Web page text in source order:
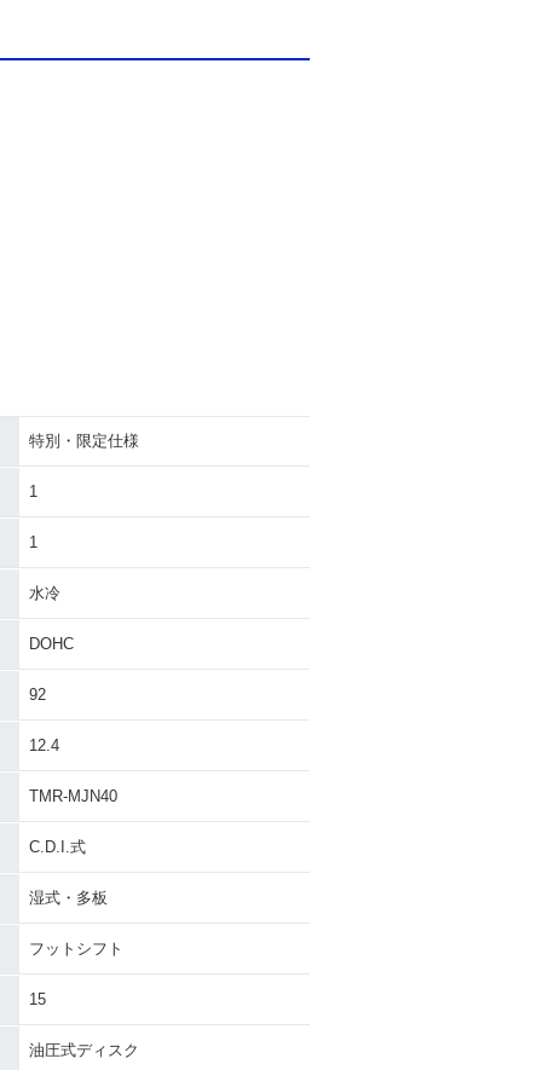
特別・限定仕様
1
1
水冷
DOHC
92
12.4
TMR-MJN40
C.D.I.式
湿式・多板
フットシフト
15
油圧式ディスク